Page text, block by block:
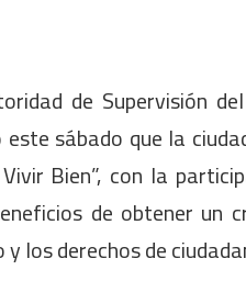
de Supervisión
sábado que la
Bien”, con la
de obtener un
los derechos de